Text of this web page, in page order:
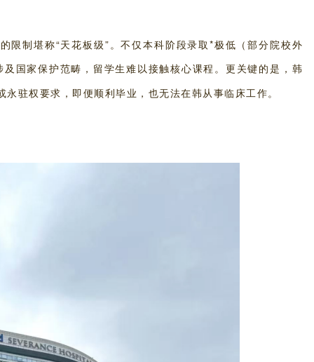
限制堪称“天花板级”。不仅本科阶段录取*极低（部分院校外
国家保护范畴，留学生难以接触核心课程。更关键的是，韩
驻权要求，即便顺利毕业，也无法在韩从事临床工作。